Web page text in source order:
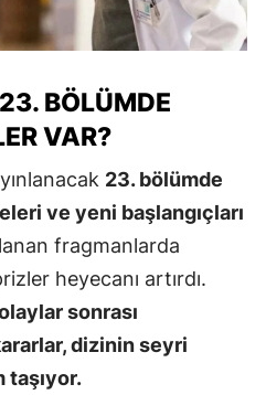
BÖLÜMDE
VAR?
23. bölümde
ve yeni başlangıçları
fragmanlarda
heyecanı artırdı.
sonrası
dizinin seyri
taşıyor.